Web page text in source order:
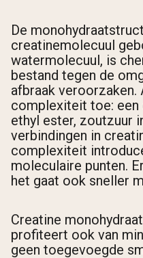
De
creatinemolecuul
watermolecuul, is
bestand tegen de
afbraak veroorzaken.
complexiteit toe:
ethyl ester, zoutzuur
verbindingen in
complexiteit
moleculaire punten.
het gaat ook sneller
Creatine
profiteert ook van
geen toegevoegde